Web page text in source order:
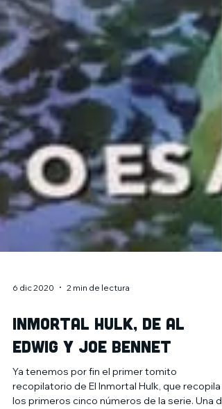
6 dic 2020 2 min de lectura
Inmortal Hulk, de Al
Edwig y Joe Bennet
Ya tenemos por fin el primer tomito